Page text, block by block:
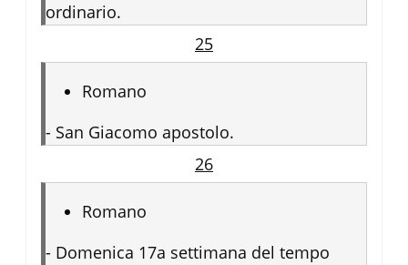
ordinario.
25
Romano
- San Giacomo apostolo.
26
Romano
- Domenica 17a settimana del tempo